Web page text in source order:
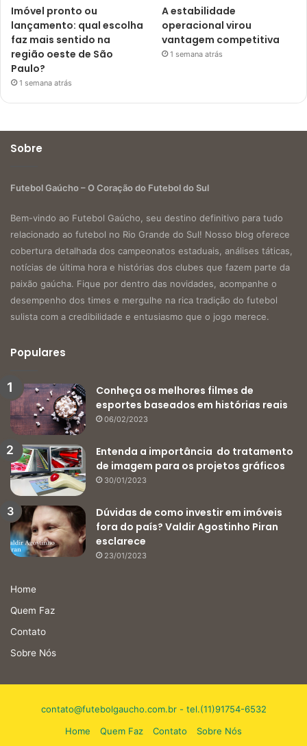
Imóvel pronto ou
lançamento: qual escolha
faz mais sentido na
região oeste de São
Paulo?
1 semana atrás
A estabilidade
operacional virou
vantagem competitiva
1 semana atrás
Sobre
Futebol Gaúcho – O Coração do Futebol do Sul
Bem-vindo ao Futebol Gaúcho, seu destino definitivo para tudo
relacionado ao futebol no Rio Grande do Sul! Nosso blog oferece
cobertura detalhada dos campeonatos estaduais, análises táticas,
notícias de última hora e histórias dos clubes que fazem parte da
paixão gaúcha. Fique por dentro das novidades, acompanhe o
desempenho dos times e mergulhe na rica tradição do futebol
sulista com a credibilidade e entusiasmo que o jogo merece.
Populares
Conheça os melhores filmes de
esportes baseados em histórias reais
06/02/2023
Entenda a importância do tratamento
de imagem para os projetos gráficos
30/01/2023
Dúvidas de como investir em imóveis
fora do país? Valdir Agostinho Piran
esclarece
23/01/2023
Home
Quem Faz
Contato
Sobre Nós
contato@futebolgaucho.com.br- tel.(11)91754-6532
Home
Quem Faz Contato Sobre Nós